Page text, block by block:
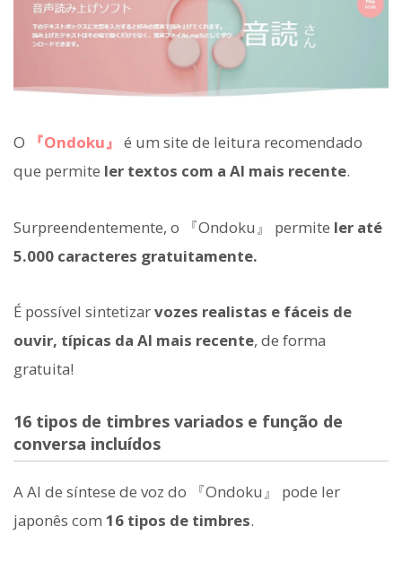
O 『Ondoku』 é um site de leitura recomendado
que permite ler textos com a AI mais recente.
Surpreendentemente, o 『Ondoku』 permite ler até
5.000 caracteres gratuitamente.
É possível sintetizarvozes realistas e fáceis de
ouvir, típicas da AI mais recente, de forma
gratuita!
16 tipos de timbres variados e função de
conversa incluídos
A AI de síntese de voz do 『Ondoku』 pode ler
japonês com 16 tipos de timbres.